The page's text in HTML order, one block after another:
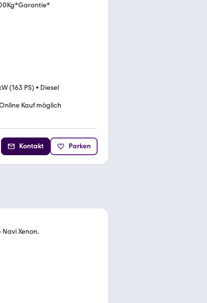
(163 PS) • Diesel
Kauf möglich
Kontakt Parken
Navi Xenon.